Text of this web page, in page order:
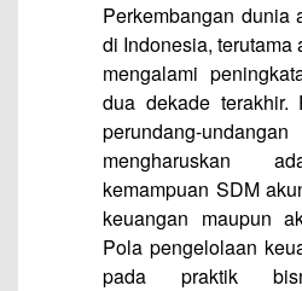
Perkembangan dunia
di Indonesia, terutama
mengalami
dua dekade terakhir.
perundang-
mengharuskan
kemampuan SDM
keuangan maupun
Pola pengelolaan
pada praktik